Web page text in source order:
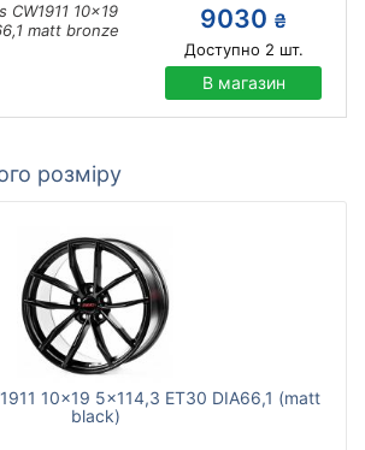
CW1911 10x19
matt bronze
9030 ₴
Доступно 2 шт.
В магазин
розміру
10x19 5x114,3 ET30 DIA66,1 (matt
black)